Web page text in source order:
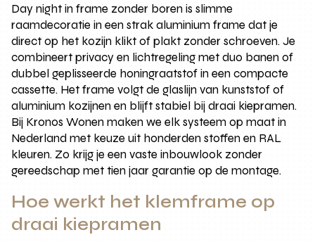
Day night in frame zonder boren is slimme
raamdecoratie in een strak aluminium frame dat je
direct op het kozijn klikt of plakt zonder schroeven. Je
combineert privacy en lichtregeling met duo banen of
dubbel geplisseerde honingraatstof in een compacte
cassette. Het frame volgt de glaslijn van kunststof of
aluminium kozijnen en blijft stabiel bij draai kiepramen.
Bij Kronos Wonen maken we elk systeem op maat in
Nederland met keuze uit honderden stoffen en RAL
kleuren. Zo krijg je een vaste inbouwlook zonder
gereedschap met tien jaar garantie op de montage.
Hoe werkt het klemframe op
draai kiepramen